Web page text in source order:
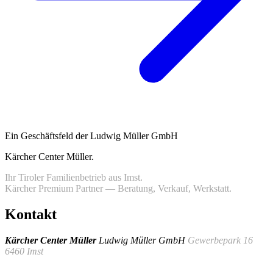
Ein Geschäftsfeld der Ludwig Müller GmbH
Kärcher Center Müller.
Ihr Tiroler Familienbetrieb aus Imst.
Kärcher Premium Partner — Beratung, Verkauf, Werkstatt.
Kontakt
Kärcher Center Müller Ludwig Müller GmbH Gewerbepark 16
6460 Imst